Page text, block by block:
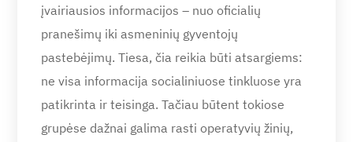
įvairiausios informacijos – nuo oficialių
pranešimų iki asmeninių gyventojų
pastebėjimų. Tiesa, čia reikia būti atsargiems:
ne visa informacija socialiniuose tinkluose yra
patikrinta ir teisinga. Tačiau būtent tokiose
grupėse dažnai galima rasti operatyvių žinių,